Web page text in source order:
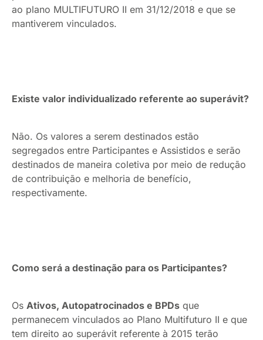
ao plano MULTIFUTURO II em 31/12/2018 e que se
mantiverem vinculados.
Existe valor individualizado referente ao superávit?
Não. Os valores a serem destinados estão
segregados entre Participantes e Assistidos e serão
destinados de maneira coletiva por meio de redução
de contribuição e melhoria de benefício,
respectivamente.
Como será a destinação para os Participantes?
Os Ativos, Autopatrocinados e BPDs que
permanecem vinculados ao Plano Multifuturo II e que
tem direito ao superávit referente à 2015 terão